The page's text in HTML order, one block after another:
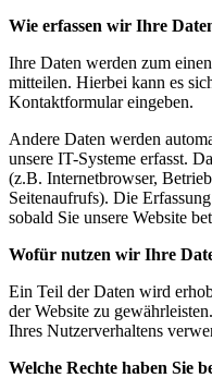
Wie erfassen wir Ihre
Ihre Daten werden zum
mitteilen. Hierbei kann es
Kontaktformular eingeben.
Andere Daten werden
unsere IT-Systeme erfasst.
(z.B. Internetbrowser,
Seitenaufrufs). Die
sobald Sie unsere Website
Wofür nutzen wir Ihre
Ein Teil der Daten wird
der Website zu
Ihres Nutzerverhaltens
Welche Rechte haben Sie